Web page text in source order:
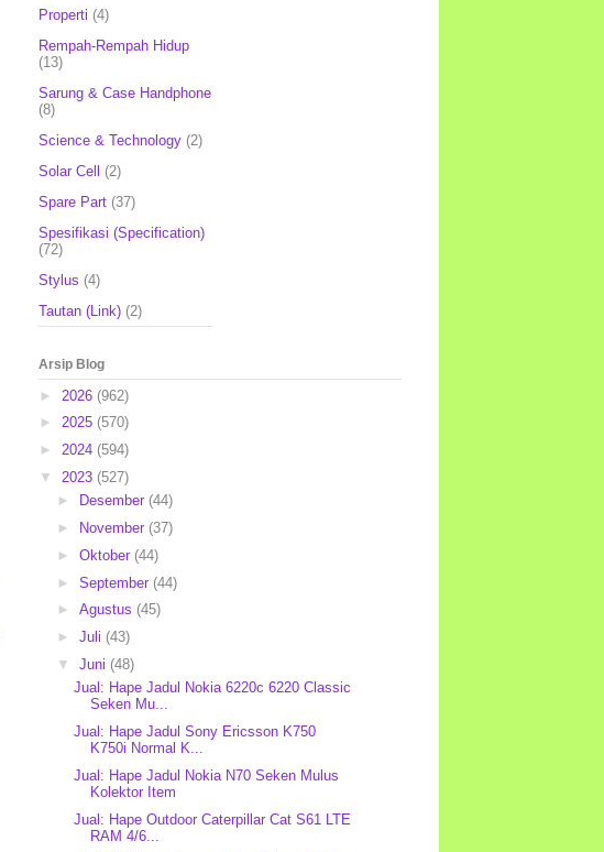
Properti (4)
Rempah-Rempah Hidup
(13)
Sarung & Case Handphone
(8)
Science & Technology (2)
Solar Cell (2)
Spare Part (37)
Spesifikasi (Specification)
(72)
Stylus (4)
Tautan (Link) (2)
Arsip Blog
► 2026 (962)
► 2025 (570)
► 2024 (594)
▼ 2023 (527)
►
Desember (44)
►
November (37)
► Oktober (44)
► September (44)
► Agustus (45)
► Juli (43)
▼ Juni (48)
Jual: Hape Jadul Nokia 6220c 6220 Classic
Seken Mu...
Jual: Hape Jadul Sony Ericsson K750
K750i Normal K...
Jual: Hape Jadul Nokia N70 Seken Mulus
Kolektor Item
Jual: Hape Outdoor Caterpillar Cat S61 LTE
RAM 4/6...